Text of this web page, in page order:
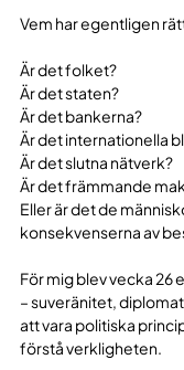
Vem har egentligen
Är det folket?
Är det staten?
Är det bankerna?
Är det internationella
Är det slutna nätverk?
Är det främmande
Eller är det de
konsekvenserna av
För mig blev vecka 26
– suveränitet,
att vara politiska
förstå verkligheten.